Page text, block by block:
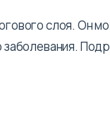
слоя. Он